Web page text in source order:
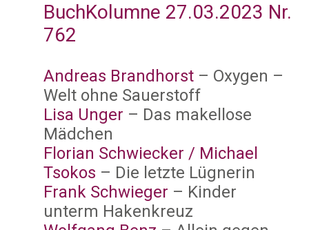
BuchKolumne 27.03.2023 Nr.
762
Andreas Brandhorst – Oxygen –
Welt ohne Sauerstoff
Lisa Unger – Das makellose
Mädchen
Florian Schwiecker / Michael
Tsokos – Die letzte Lügnerin
Frank Schwieger – Kinder
unterm Hakenkreuz